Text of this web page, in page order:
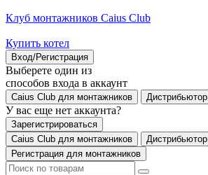
Клуб монтажников Caius Club
Купить котел
Вход/Регистрация
Выберете один из
способов входа в аккаунт
Caius Club для монтажников Дистрибьютор
У вас еще нет аккаунта?
Зарегистрироваться
Caius Club для монтажников
Дистрибьютор
Регистрация для монтажников